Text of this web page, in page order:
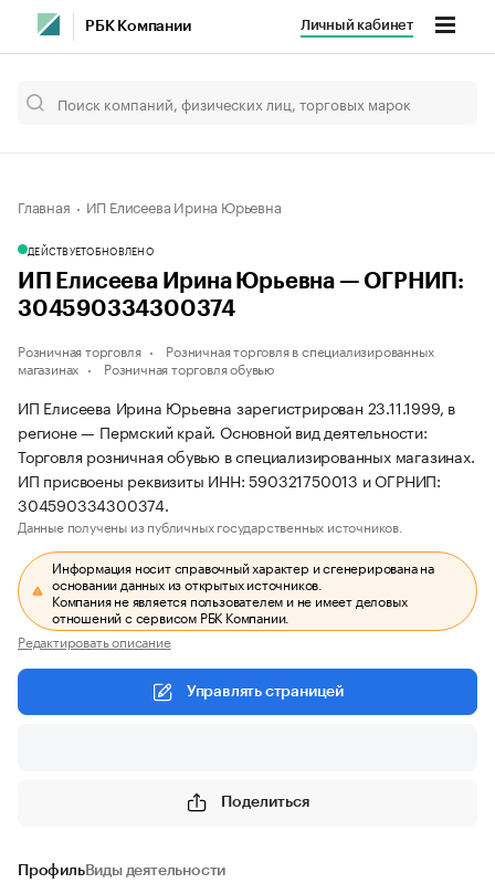
РБК Компании Личный кабинет
Главная ИП Елисеева Ирина Юрьевна
ДЕЙСТВУЕТОБНОВЛЕНО
ИП Елисеева Ирина Юрьевна — ОГРНИП:
304590334300374
Розничная торговля
Розничная торговля в специализированных
магазинах
Розничная торговля обувью
ИП Елисеева Ирина Юрьевна зарегистрирован 23.11.1999, в
регионе — Пермский край. Основной вид деятельности:
Торговля розничная обувью в специализированных магазинах.
ИП присвоены реквизиты ИНН: 590321750013 и ОГРНИП:
304590334300374.
Данные получены из публичных государственных источников.
Информация носит справочный характер и сгенерирована на
основании данных из открытых источников.
Компания не является пользователем и не имеет деловых
отношений с сервисом РБК Компании.
Редактировать описание
Управлять страницей
Поделиться
ПрофильВиды деятельности